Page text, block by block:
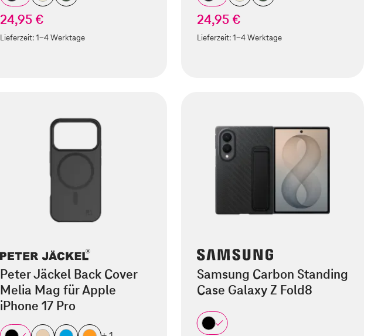
24,95 €
Lieferzeit:1-4 Werktage
24,95 €
Lieferzeit:1-4 Werktage
Peter Jäckel Back Cover
Melia Mag für Apple
iPhone 17 Pro
Samsung Carbon Standing
Case Galaxy Z Fold8